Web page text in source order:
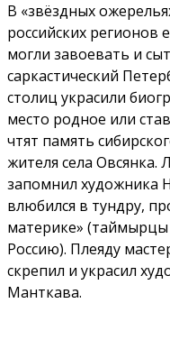
В «звёздных
российских регионов
могли завоевать и
саркастический
столиц украсили
место родное или
чтят память
жителя села Овсянка.
запомнил художника
влюбился в тундру,
материке»
Россию). Плеяду
скрепил и украсил
Манткава.